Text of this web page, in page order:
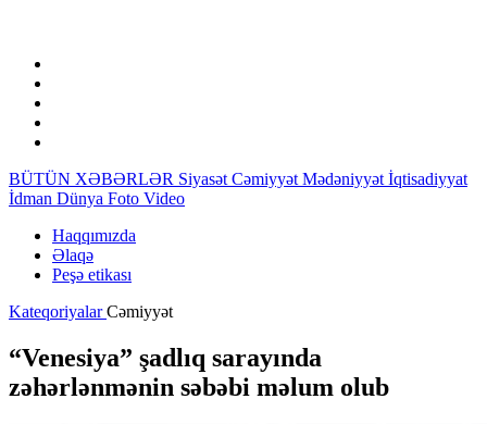
BÜTÜN XƏBƏRLƏR Siyasət Cəmiyyət Mədəniyyət İqtisadiyyat
İdman Dünya Foto Video
Haqqımızda
Əlaqə
Peşə etikası
KateqoriyalarCəmiyyət
“Venesiya” şadlıq sarayında
zəhərlənmənin səbəbi məlum olub